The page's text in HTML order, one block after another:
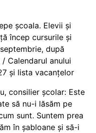
școala. Elevii și
încep cursurile și
după
Calendarul anului
și lista vacanțelor
consilier școlar: Este
să nu-i lăsăm pe
sunt. Suntem prea
în șabloane și să-i